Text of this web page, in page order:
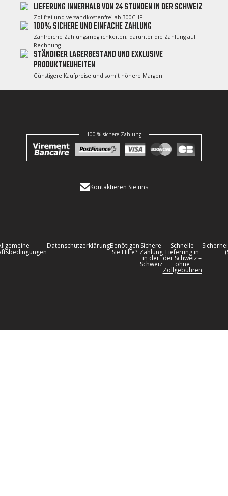
LIEFERUNG INNERHALB VON 24 STUNDEN IN DER SCHWEIZ
Zollfrei und versandkostenfrei ab 300CHF
100% SICHERE UND EINFACHE ZAHLUNG
Zahlreiche Zahlungsmöglichkeiten, darunter die Zahlung auf
Rechnung
STÄNDIGER LAGERBESTAND UND EXKLUSIVE
PRODUKTNEUHEITEN
Günstigere Kaufpreise und somit höhere Margen
100 % sichere Zahlung
Kontaktieren Sie uns
DatenschutzerklärungBenötigen
Sie Hilfe?
Sichere
Zahlung
in der
Schweiz
Schnelle
Lieferung in
der Schweiz –
ohne
Zollgebühren